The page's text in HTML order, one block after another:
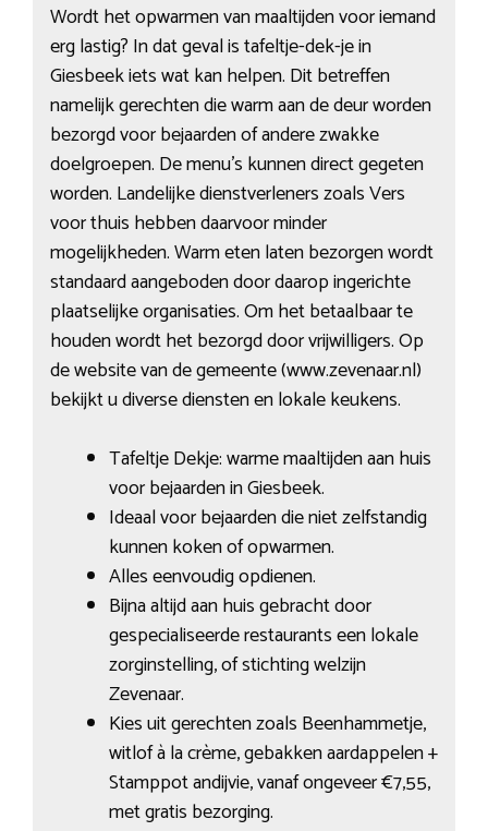
Wordt het opwarmen van maaltijden voor iemand
erg lastig? In dat geval is tafeltje-dek-je in
Giesbeek iets wat kan helpen. Dit betreffen
namelijk gerechten die warm aan de deur worden
bezorgd voor bejaarden of andere zwakke
doelgroepen. De menu’s kunnen direct gegeten
worden. Landelijke dienstverleners zoals Vers
voor thuis hebben daarvoor minder
mogelijkheden. Warm eten laten bezorgen wordt
standaard aangeboden door daarop ingerichte
plaatselijke organisaties. Om het betaalbaar te
houden wordt het bezorgd door vrijwilligers. Op
de website van de gemeente (www.zevenaar.nl)
bekijkt u diverse diensten en lokale keukens.
Tafeltje Dekje: warme maaltijden aan huis
voor bejaarden in Giesbeek.
Ideaal voor bejaarden die niet zelfstandig
kunnen koken of opwarmen.
Alles eenvoudig opdienen.
Bijna altijd aan huis gebracht door
gespecialiseerde restaurants een lokale
zorginstelling, of stichting welzijn
Zevenaar.
Kies uit gerechten zoals Beenhammetje,
witlof à la crème, gebakken aardappelen +
Stamppot andijvie, vanaf ongeveer €7,55,
met gratis bezorging.